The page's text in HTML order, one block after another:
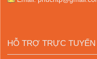
HỖ TRỢ TRỰC TUYẾN